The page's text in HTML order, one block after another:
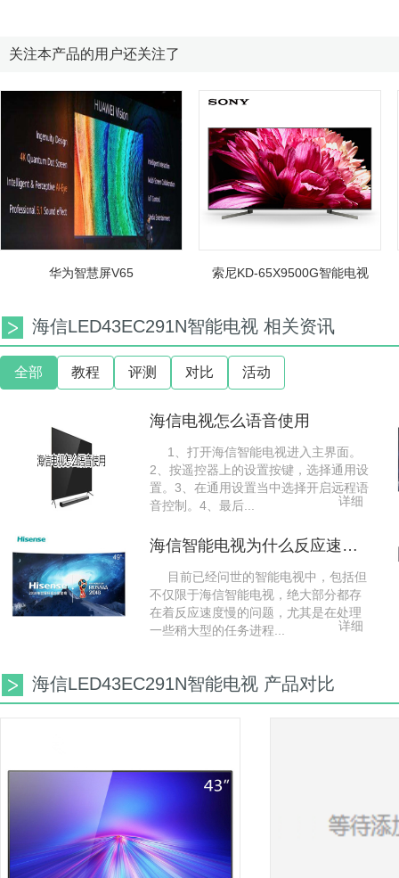
关注本产品的用户还关注了
华为智慧屏V65 索尼KD-65X9500G智能电视
海信LED43EC291N智能电视 相关资讯
全部 教程 评测 对比 活动
海信电视怎么语音使用
1、打开海信智能电视进入主界面。
2、按遥控器上的设置按键，选择通用设
置。3、在通用设置当中选择开启远程语
音控制。4、最后...
详细
海信智能电视为什么反应速度很慢
目前已经问世的智能电视中，包括但
不仅限于海信智能电视，绝大部分都存
在着反应速度慢的问题，尤其是在处理
一些稍大型的任务进程...
详细
海信LED43EC291N智能电视 产品对比